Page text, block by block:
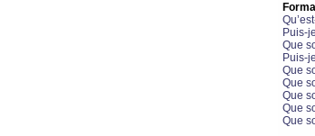
Puis-
Que
Puis-
Que
Que
Que
Que
Que